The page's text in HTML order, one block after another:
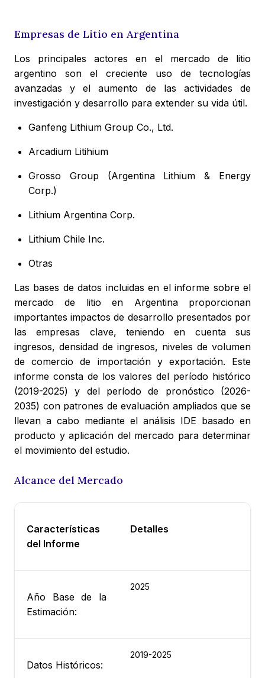
Empresas de Litio en Argentina
Los principales actores en el mercado de litio
argentino son el creciente uso de tecnologías
avanzadas y el aumento de las actividades de
investigación y desarrollo para extender su vida útil.
Ganfeng Lithium Group Co., Ltd.
Arcadium Litihium
Grosso Group (Argentina Lithium & Energy
Corp.)
Lithium Argentina Corp.
Lithium Chile Inc.
Otras
Las bases de datos incluidas en el informe sobre el
mercado de litio en Argentina proporcionan
importantes impactos de desarrollo presentados por
las empresas clave, teniendo en cuenta sus
ingresos, densidad de ingresos, niveles de volumen
de comercio de importación y exportación. Este
informe consta de los valores del período histórico
(2019-2025) y del período de pronóstico (2026-
2035) con patrones de evaluación ampliados que se
llevan a cabo mediante el análisis IDE basado en
producto y aplicación del mercado para determinar
el movimiento del estudio.
Alcance del Mercado
Características
del Informe
Detalles
Año Base de la
Estimación:
2025
Datos Históricos:
2019-2025